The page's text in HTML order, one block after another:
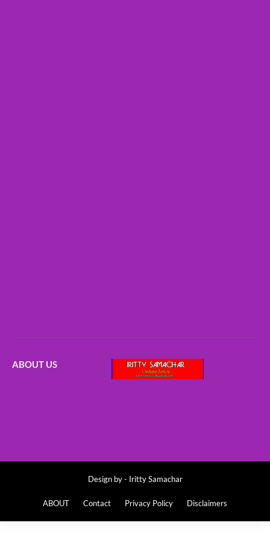
ABOUT US
Design by - Iritty Samachar
ABOUT Contact Privacy Policy Disclaimers